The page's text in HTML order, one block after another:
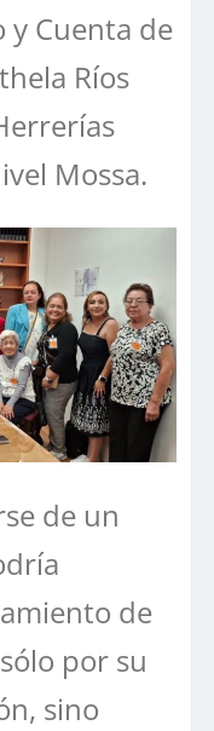
y Cuenta de
Ríos
Mossa.
de un
de
por su
sino